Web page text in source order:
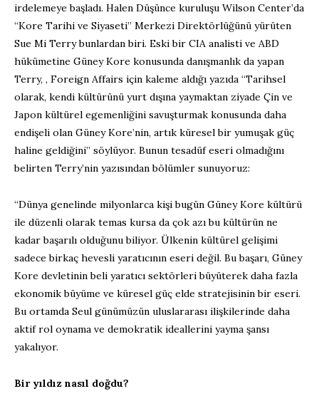
irdelemeye başladı. Halen Düşünce kuruluşu Wilson Center’da
“Kore Tarihi ve Siyaseti” Merkezi Direktörlüğünü yürüten
Sue Mi Terry bunlardan biri. Eski bir CIA analisti ve ABD
hükümetine Güney Kore konusunda danışmanlık da yapan
Terry, , Foreign Affairs için kaleme aldığı yazıda “Tarihsel
olarak, kendi kültürünü yurt dışına yaymaktan ziyade Çin ve
Japon kültürel egemenliğini savuşturmak konusunda daha
endişeli olan Güney Kore’nin, artık küresel bir yumuşak güç
haline geldiğini” söylüyor. Bunun tesadüf eseri olmadığını
belirten Terry’nin yazısından bölümler sunuyoruz:
“Dünya genelinde milyonlarca kişi bugün Güney Kore kültürü
ile düzenli olarak temas kursa da çok azı bu kültürün ne
kadar başarılı olduğunu biliyor. Ülkenin kültürel gelişimi
sadece birkaç hevesli yaratıcının eseri değil. Bu başarı, Güney
Kore devletinin beli yaratıcı sektörleri büyüterek daha fazla
ekonomik büyüme ve küresel güç elde stratejisinin bir eseri.
Bu ortamda Seul günümüzün uluslararası ilişkilerinde daha
aktif rol oynama ve demokratik ideallerini yayma şansı
yakalıyor.
Bir yıldız nasıl doğdu?